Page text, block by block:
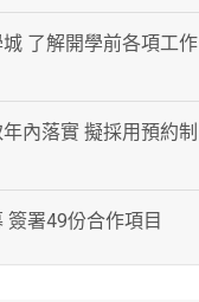
了解開學前各項工作
內落實 擬採用預約制
署49份合作項目